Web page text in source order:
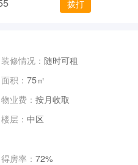
拨打
装修情况： 随时可租
面积： 75㎡
物业费： 按月收取
楼层： 中区
得房率： 72%